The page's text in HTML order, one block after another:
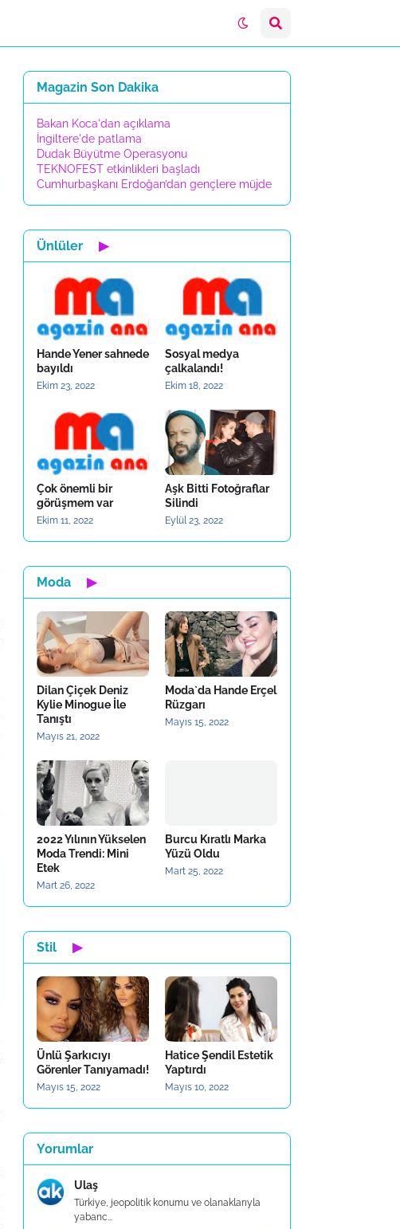
Magazin Son Dakika
Bakan Koca'dan açıklama
İngiltere'de patlama
Dudak Büyütme Operasyonu
TEKNOFEST etkinlikleri başladı
Cumhurbaşkanı Erdoğan’dan gençlere müjde
Ünlüler ▶
Hande Yener sahnede
bayıldı
Ekim 23, 2022
Sosyal medya
çalkalandı!
Ekim 18, 2022
Çok önemli bir
görüşmem var
Ekim 11, 2022
Aşk Bitti Fotoğraflar
Silindi
Eylül 23, 2022
Moda ▶
Dilan Çiçek Deniz
Kylie Minogue İle
Tanıştı
Mayıs 21, 2022
Moda`da Hande Erçel
Rüzgarı
Mayıs 15, 2022
2022 Yılının Yükselen
Moda Trendi: Mini
Etek
Mart 26, 2022
Burcu Kıratlı Marka
Yüzü Oldu
Mart 25, 2022
Stil ▶
Ünlü Şarkıcıyı
Görenler Tanıyamadı!
Mayıs 15, 2022
Hatice Şendil Estetik
Yaptırdı
Mayıs 10, 2022
Yorumlar
Ulaş
Türkiye, jeopolitik konumu ve olanaklarıyla
yabanc...